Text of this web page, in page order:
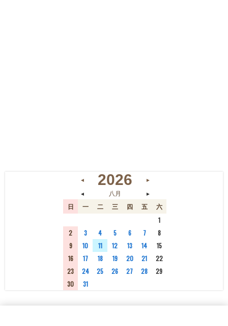
◄ 2026
►
◄
八月 ►
日 一 二 三 四 五
六
1
2
3 4 5 6 7
8
9
10 11 12 13 14
15
16
17 18 19 20 21
22
23
24 25 26 27 28
29
30
31